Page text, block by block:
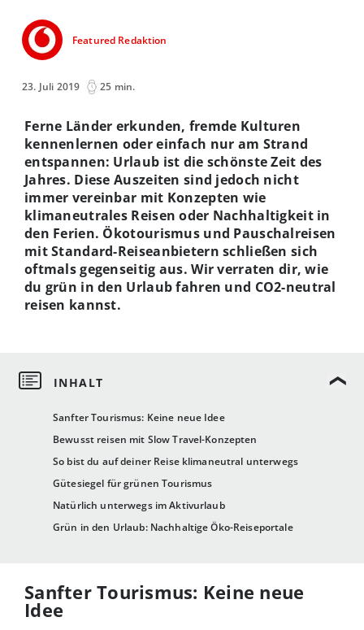
Featured Redaktion
23. Juli 2019 25 min.
Sanfter Tourismus: Keine neue Idee
Bewusst reisen mit Slow Travel-Konzepten
So bist du auf deiner Reise klimaneutral unterwegs
Gütesiegel für grünen Tourismus
Natürlich unterwegs im Aktivurlaub
Grün in den Urlaub: Nachhaltige Öko-Reiseportale
Ferne Länder erkunden, fremde Kulturen
kennenlernen oder einfach nur am Strand
entspannen: Urlaub ist die schönste Zeit des
Jahres. Diese Auszeiten sind jedoch nicht
immer vereinbar mit Konzepten wie
klimaneutrales Reisen oder Nachhaltigkeit in
den Ferien. Ökotourismus und Pauschalreisen
mit Standard-Reiseanbietern schließen sich
oftmals gegenseitig aus. Wir verraten dir, wie
du grün in den Urlaub fahren und CO2-neutral
reisen kannst.
Sanfter Tourismus: Keine neue
Idee